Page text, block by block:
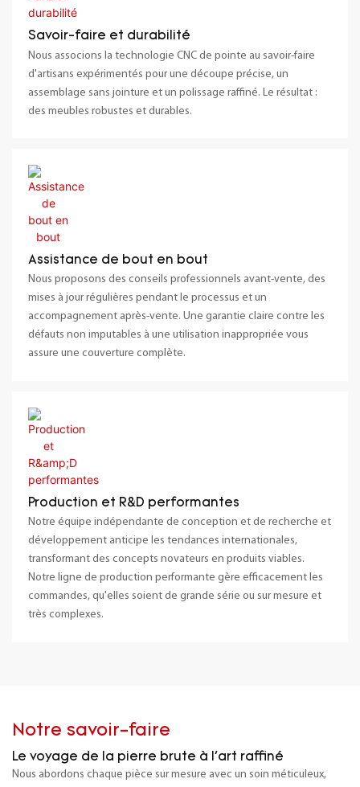
Savoir-faire et durabilité
Nous associons la technologie CNC de pointe au savoir-faire
d'artisans expérimentés pour une découpe précise, un
assemblage sans jointure et un polissage raffiné. Le résultat :
des meubles robustes et durables.
Assistance de bout en bout
Nous proposons des conseils professionnels avant-vente, des
mises à jour régulières pendant le processus et un
accompagnement après-vente. Une garantie claire contre les
défauts non imputables à une utilisation inappropriée vous
assure une couverture complète.
Production et R&D performantes
Notre équipe indépendante de conception et de recherche et
développement anticipe les tendances internationales,
transformant des concepts novateurs en produits viables.
Notre ligne de production performante gère efficacement les
commandes, qu'elles soient de grande série ou sur mesure et
très complexes.
Notre savoir-faire
Le voyage de la pierre brute à l'art raffiné
Nous abordons chaque pièce sur mesure avec un soin méticuleux,